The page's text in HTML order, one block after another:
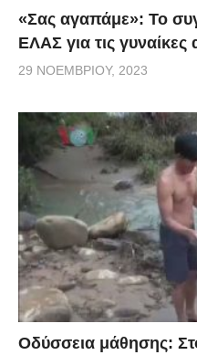
«Σας αγαπάμε»: Το
ΕΛΑΣ για τις γυναίκες
29 ΝΟΕΜΒΡΊΟΥ, 2023
Οδύσσεια μάθησης: